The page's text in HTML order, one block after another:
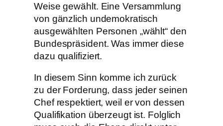
Weise gewählt. Eine Versammlung
von gänzlich undemokratisch
ausgewählten Personen „wählt“ den
Bundespräsident. Was immer diese
dazu qualifiziert.
In diesem Sinn komme ich zurück
zu der Forderung, dass jeder seinen
Chef respektiert, weil er von dessen
Qualifikation überzeugt ist. Folglich